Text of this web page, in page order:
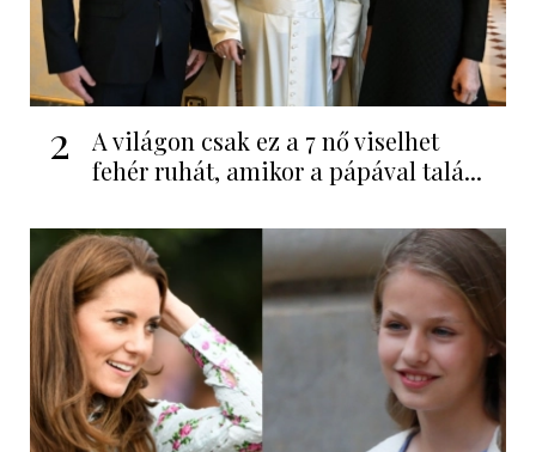
2
A világon csak ez a 7 nő viselhet
fehér ruhát, amikor a pápával talá...